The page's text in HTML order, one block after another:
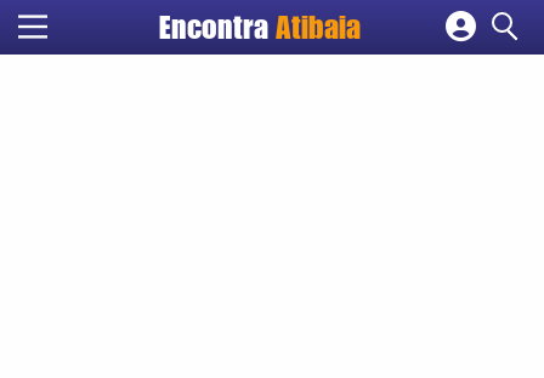
Encontra Atibaia